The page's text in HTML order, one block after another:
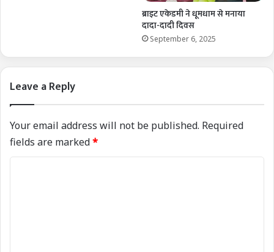
ब्राइट एकेडमी ने धूमधाम से मनाया
दादा-दादी दिवस
September 6, 2025
Leave a Reply
Your email address will not be published. Required
fields are marked*